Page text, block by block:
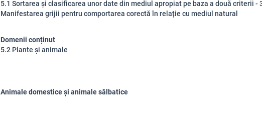
5.1 Sortarea și clasificarea unor date din mediul apropiat pe baza a două criterii -
Manifestarea grijii pentru comportarea corectă în relație cu mediul natural
Domenii conținut
5.2 Plante și animale
Animale domestice și animale sălbatice